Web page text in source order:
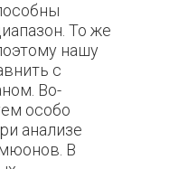
То же
нашу
с
Во-
особо
анализе
В